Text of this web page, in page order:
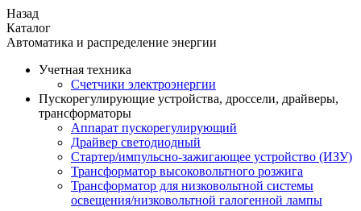
Назад
Каталог
Автоматика и распределение энергии
Учетная техника
Счетчики электроэнергии
Пускорегулирующие устройства, дроссели, драйверы,
трансформаторы
Аппарат пускорегулирующий
Драйвер светодиодный
Стартер/импульсно-зажигающее устройство (ИЗУ)
Трансформатор высоковольтного розжига
Трансформатор для низковольтной системы
освещения/низковольтной галогенной лампы